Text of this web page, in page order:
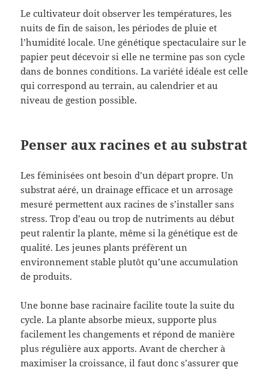
Le cultivateur doit observer les températures, les
nuits de fin de saison, les périodes de pluie et
l’humidité locale. Une génétique spectaculaire sur le
papier peut décevoir si elle ne termine pas son cycle
dans de bonnes conditions. La variété idéale est celle
qui correspond au terrain, au calendrier et au
niveau de gestion possible.
Penser aux racines et au substrat
Les féminisées ont besoin d’un départ propre. Un
substrat aéré, un drainage efficace et un arrosage
mesuré permettent aux racines de s’installer sans
stress. Trop d’eau ou trop de nutriments au début
peut ralentir la plante, même si la génétique est de
qualité. Les jeunes plants préfèrent un
environnement stable plutôt qu’une accumulation
de produits.
Une bonne base racinaire facilite toute la suite du
cycle. La plante absorbe mieux, supporte plus
facilement les changements et répond de manière
plus régulière aux apports. Avant de chercher à
maximiser la croissance, il faut donc s’assurer que